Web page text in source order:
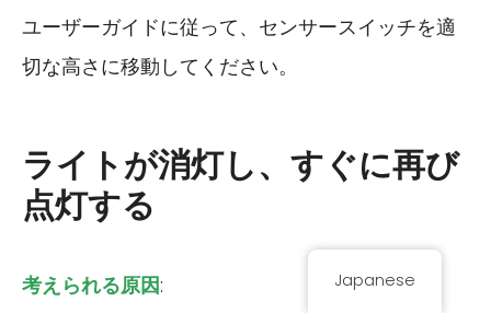
ユーザーガイドに従って、センサースイッチを適
切な高さに移動してください。
ライトが消灯し、すぐに再び
点灯する
考えられる原因: Japanese